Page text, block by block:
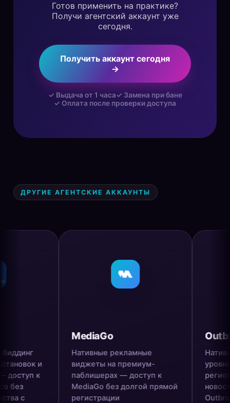
Готов применить на практике?
Получи агентский аккаунт уже
сегодня.
Получить аккаунт сегодня
→
✓ Выдача от 1 часа✓ Замена при бане
✓ Оплата после проверки доступа
ДРУГИЕ АГЕНТСКИЕ АККАУНТЫ
и
к
MediaGo
Нативные рекламные
виджеты на премиум-
паблишерах — доступ к
MediaGo без долгой прямой
регистрации
Outbrain
Нативная
уровня CNN,
новостей —
Outbrain